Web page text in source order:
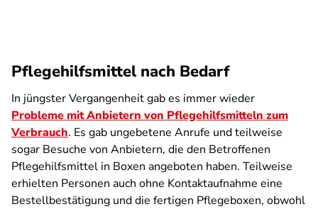
Pflegehilfsmittel nach Bedarf
In jüngster Vergangenheit gab es immer wieder
Probleme mit Anbietern von Pflegehilfsmitteln zum
Verbrauch. Es gab ungebetene Anrufe und teilweise
sogar Besuche von Anbietern, die den Betroffenen
Pflegehilfsmittel in Boxen angeboten haben. Teilweise
erhielten Personen auch ohne Kontaktaufnahme eine
Bestellbestätigung und die fertigen Pflegeboxen, obwohl